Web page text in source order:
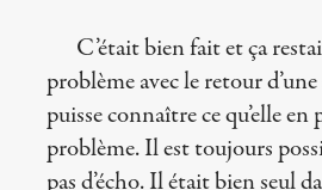
C’était bien fait et ça
problème avec le retour
puisse connaître ce qu’elle
problème. Il est toujours
pas d’écho. Il était bien seul